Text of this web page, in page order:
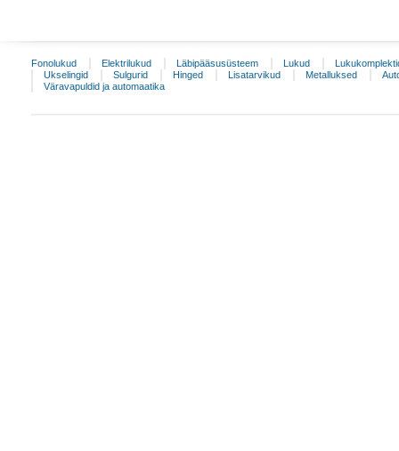
Fonolukud Elektrilukud Läbipääsusüsteem Lukud
Ukselingid
Sulgurid Hinged Lisatarvikud Metalluksed
Väravapuldid ja automaatika